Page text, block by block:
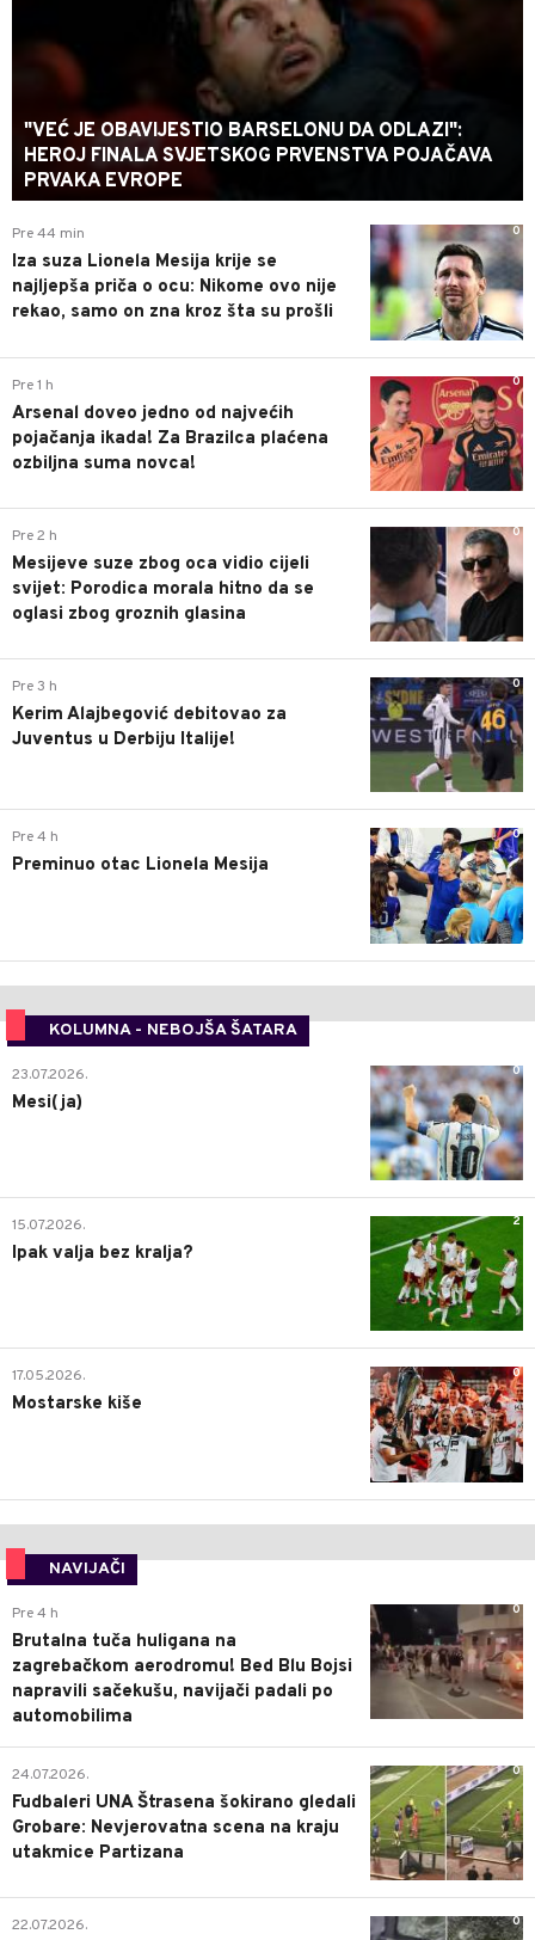
"VEĆ JE OBAVIJESTIO BARSELONU DA ODLAZI":
HEROJ FINALA SVJETSKOG PRVENSTVA POJAČAVA
PRVAKA EVROPE
0
Pre 44 min
Iza suza Lionela Mesija krije se
najljepša priča o ocu: Nikome ovo nije
rekao, samo on zna kroz šta su prošli
0
Pre 1 h
Arsenal doveo jedno od najvećih
pojačanja ikada! Za Brazilca plaćena
ozbiljna suma novca!
0
Pre 2 h
Mesijeve suze zbog oca vidio cijeli
svijet: Porodica morala hitno da se
oglasi zbog groznih glasina
0
Pre 3 h
Kerim Alajbegović debitovao za
Juventus u Derbiju Italije!
0
Pre 4 h
Preminuo otac Lionela Mesija
KOLUMNA - NEBOJŠA ŠATARA
0
23.07.2026.
Mesi(ja)
2
15.07.2026.
Ipak valja bez kralja?
0
17.05.2026.
Mostarske kiše
NAVIJAČI
0
Pre 4 h
Brutalna tuča huligana na
zagrebačkom aerodromu! Bed Blu Bojsi
napravili sačekušu, navijači padali po
automobilima
0
24.07.2026.
Fudbaleri UNA Štrasena šokirano gledali
Grobare: Nevjerovatna scena na kraju
utakmice Partizana
0
22.07.2026.